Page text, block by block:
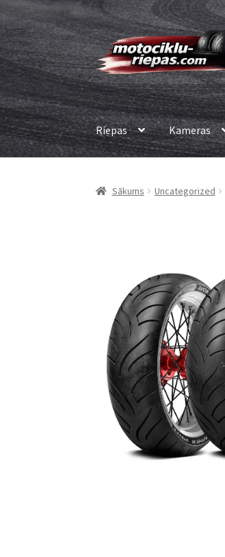
Skip
to
navigation
Skip
to
content
Riepas Kameras
Sākums Uncategorized